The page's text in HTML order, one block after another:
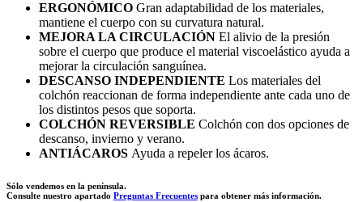
ERGONÓMICO Gran adaptabilidad de los materiales,
mantiene el cuerpo con su curvatura natural.
MEJORA LA CIRCULACIÓN El alivio de la presión
sobre el cuerpo que produce el material viscoelástico ayuda a
mejorar la circulación sanguínea.
DESCANSO INDEPENDIENTE Los materiales del
colchón reaccionan de forma independiente ante cada uno de
los distintos pesos que soporta.
COLCHÓN REVERSIBLE Colchón con dos opciones de
descanso, invierno y verano.
ANTIÁCAROS Ayuda a repeler los ácaros.
Sólo vendemos en la península.
Consulte nuestro apartado Preguntas Frecuentes para obtener más información.